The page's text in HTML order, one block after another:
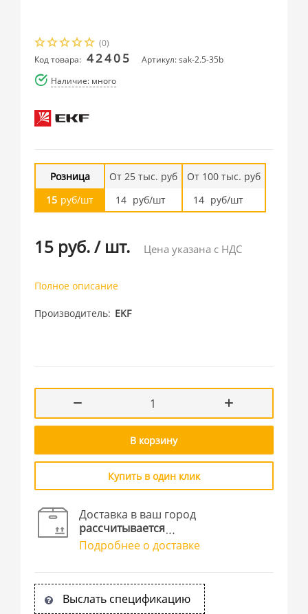
(0)
Код товара: 42405
Артикул: sak-2.5-35b
Наличие: много
Розница
15 руб/шт
От 25 тыс. руб
14 руб/шт
От 100 тыс. руб
14 руб/шт
15 руб./ шт. Цена указана с НДС
Полное описание
Производитель EKF
В корзину
Купить в один клик
Доставка в ваш город
рассчитывается
Подробнее о доставке
Выслать спецификацию